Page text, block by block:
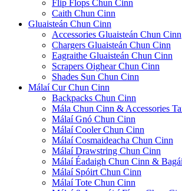
Flip Flops Chun Cinn
Caith Chun Cinn
Gluaisteán Chun Cinn
Accessories Gluaisteán Chun Cinn
Chargers Gluaisteán Chun Cinn
Eagraithe Gluaisteán Chun Cinn
Scrapers Oighear Chun Cinn
Shades Sun Chun Cinn
Málaí Cur Chun Cinn
Backpacks Chun Cinn
Mála Chun Cinn & Accessories
Málaí Gnó Chun Cinn
Málaí Cooler Chun Cinn
Málaí Cosmaideacha Chun Cinn
Málaí Drawstring Chun Cinn
Málaí Éadaigh Chun Cinn &
Málaí Spóirt Chun Cinn
Málaí Tote Chun Cinn